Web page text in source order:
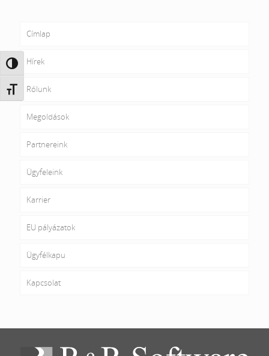
Nagy kontraszt váltása
Betűméret váltása
Címlap
Hírek
Rólunk
Megoldások
Partnereink
Ügyfeleink
Karrier
EU pályázatok
Ügyfélkapu
Kapcsolat